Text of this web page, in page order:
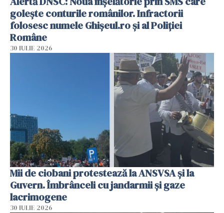
golește conturile românilor. Infractorii
folosesc numele Ghișeul.ro și al Poliției
Române
30 IULIE 2026
Mii de ciobani protestează la ANSVSA și la
Guvern. Îmbrânceli cu jandarmii și gaze
lacrimogene
30 IULIE 2026